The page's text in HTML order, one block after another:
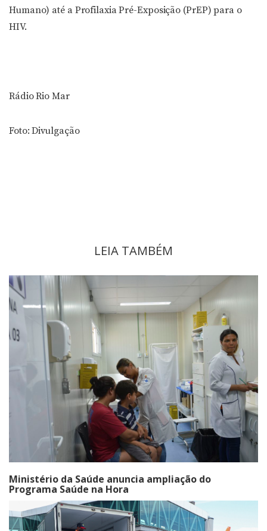
Humano) até a Profilaxia Pré-Exposição (PrEP) para o
HIV.
Rádio Rio Mar
Foto: Divulgação
LEIA TAMBÉM
Ministério da Saúde anuncia ampliação do
Programa Saúde na Hora